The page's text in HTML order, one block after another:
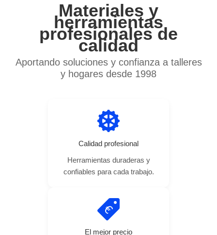
Materiales y
herramientas
profesionales de
calidad
Aportando soluciones y confianza a talleres
y hogares desde 1998
Calidad profesional
Herramientas duraderas y
confiables para cada trabajo.
El mejor precio